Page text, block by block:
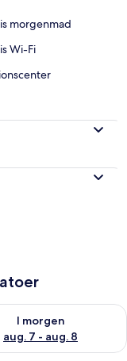
morgenmad
Wi-Fi
7
I morgen
aug. 7 - aug. 8
for i